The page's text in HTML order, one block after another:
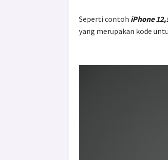
Seperti contoh iPhone
yang merupakan kode